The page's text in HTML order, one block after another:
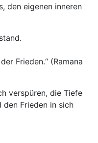
den eigenen inneren
Frieden.“ (Ramana
verspüren, die Tiefe
Frieden in sich